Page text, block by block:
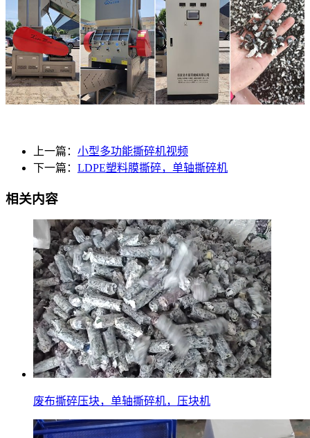
上一篇： 小型多功能撕碎机视频
下一篇： LDPE塑料膜撕碎，单轴撕碎机
相关内容
废布撕碎压块，单轴撕碎机，压块机